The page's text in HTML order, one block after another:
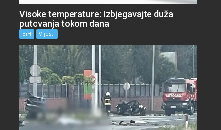
Visoke temperature: Izbjegavajte duža
putovanja tokom dana
BiH Vijesti